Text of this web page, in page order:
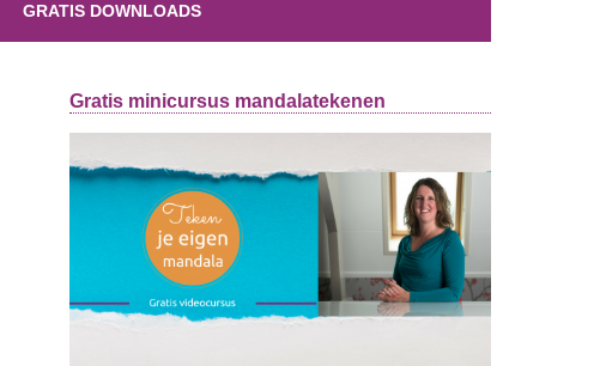
GRATIS DOWNLOADS
Gratis minicursus mandalatekenen